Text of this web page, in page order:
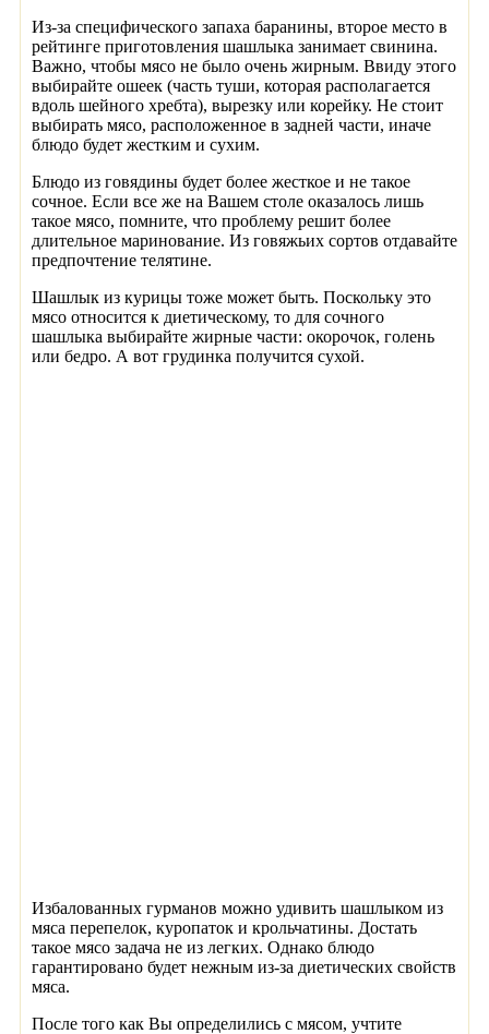
Из-за специфического запаха баранины, второе место в
рейтинге приготовления шашлыка занимает свинина.
Важно, чтобы мясо не было очень жирным. Ввиду этого
выбирайте ошеек (часть туши, которая располагается
вдоль шейного хребта), вырезку или корейку. Не стоит
выбирать мясо, расположенное в задней части, иначе
блюдо будет жестким и сухим.
Блюдо из говядины будет более жесткое и не такое
сочное. Если все же на Вашем столе оказалось лишь
такое мясо, помните, что проблему решит более
длительное маринование. Из говяжьих сортов отдавайте
предпочтение телятине.
Шашлык из курицы тоже может быть. Поскольку это
мясо относится к диетическому, то для сочного
шашлыка выбирайте жирные части: окорочок, голень
или бедро. А вот грудинка получится сухой.
Избалованных гурманов можно удивить шашлыком из
мяса перепелок, куропаток и крольчатины. Достать
такое мясо задача не из легких. Однако блюдо
гарантировано будет нежным из-за диетических свойств
мяса.
После того как Вы определились с мясом, учтите